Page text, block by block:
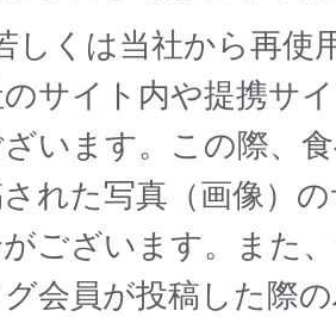
しくは当社から再
サイト内や提携サ
います。この際、
れた写真（画像）
ございます。また
会員が投稿した際